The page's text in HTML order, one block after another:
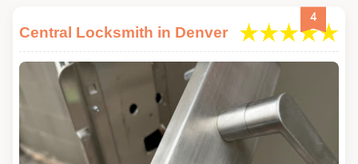
4
Central Locksmith in Denver